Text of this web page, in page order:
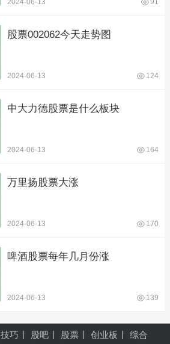
2024-06-13 91
股票002062今天走势图
2024-06-13 124
中大力德股票是什么板块
2024-06-13 164
万里扬股票大涨
2024-06-13 170
啤酒股票每年几月份涨
2024-06-13 139
技巧 股吧 股票 创业板 综合